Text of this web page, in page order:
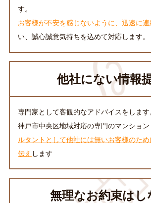
す。
お客様が不安を感じないように、迅速に
い、誠心誠意気持ちを込めて対応します。
他社にない情報
専門家として客観的なアドバイスをします
神戸市中央区地域対応の専門のマンショ
ルタントとして他社には無いお客様のた
伝え します
無理なお約束はし